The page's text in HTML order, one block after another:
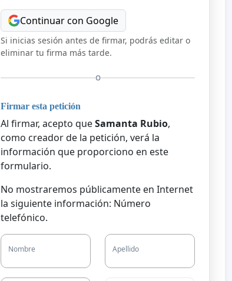
Continuar con Google
Si inicias sesión antes de firmar, podrás editar o
eliminar tu firma más tarde.
O
Firmar esta petición
Al firmar, acepto queSamanta Rubio,
como creador de la petición, verá la
información que proporciono en este
formulario.
No mostraremos públicamente en Internet
la siguiente información: Número
telefónico.
Nombre Apellido